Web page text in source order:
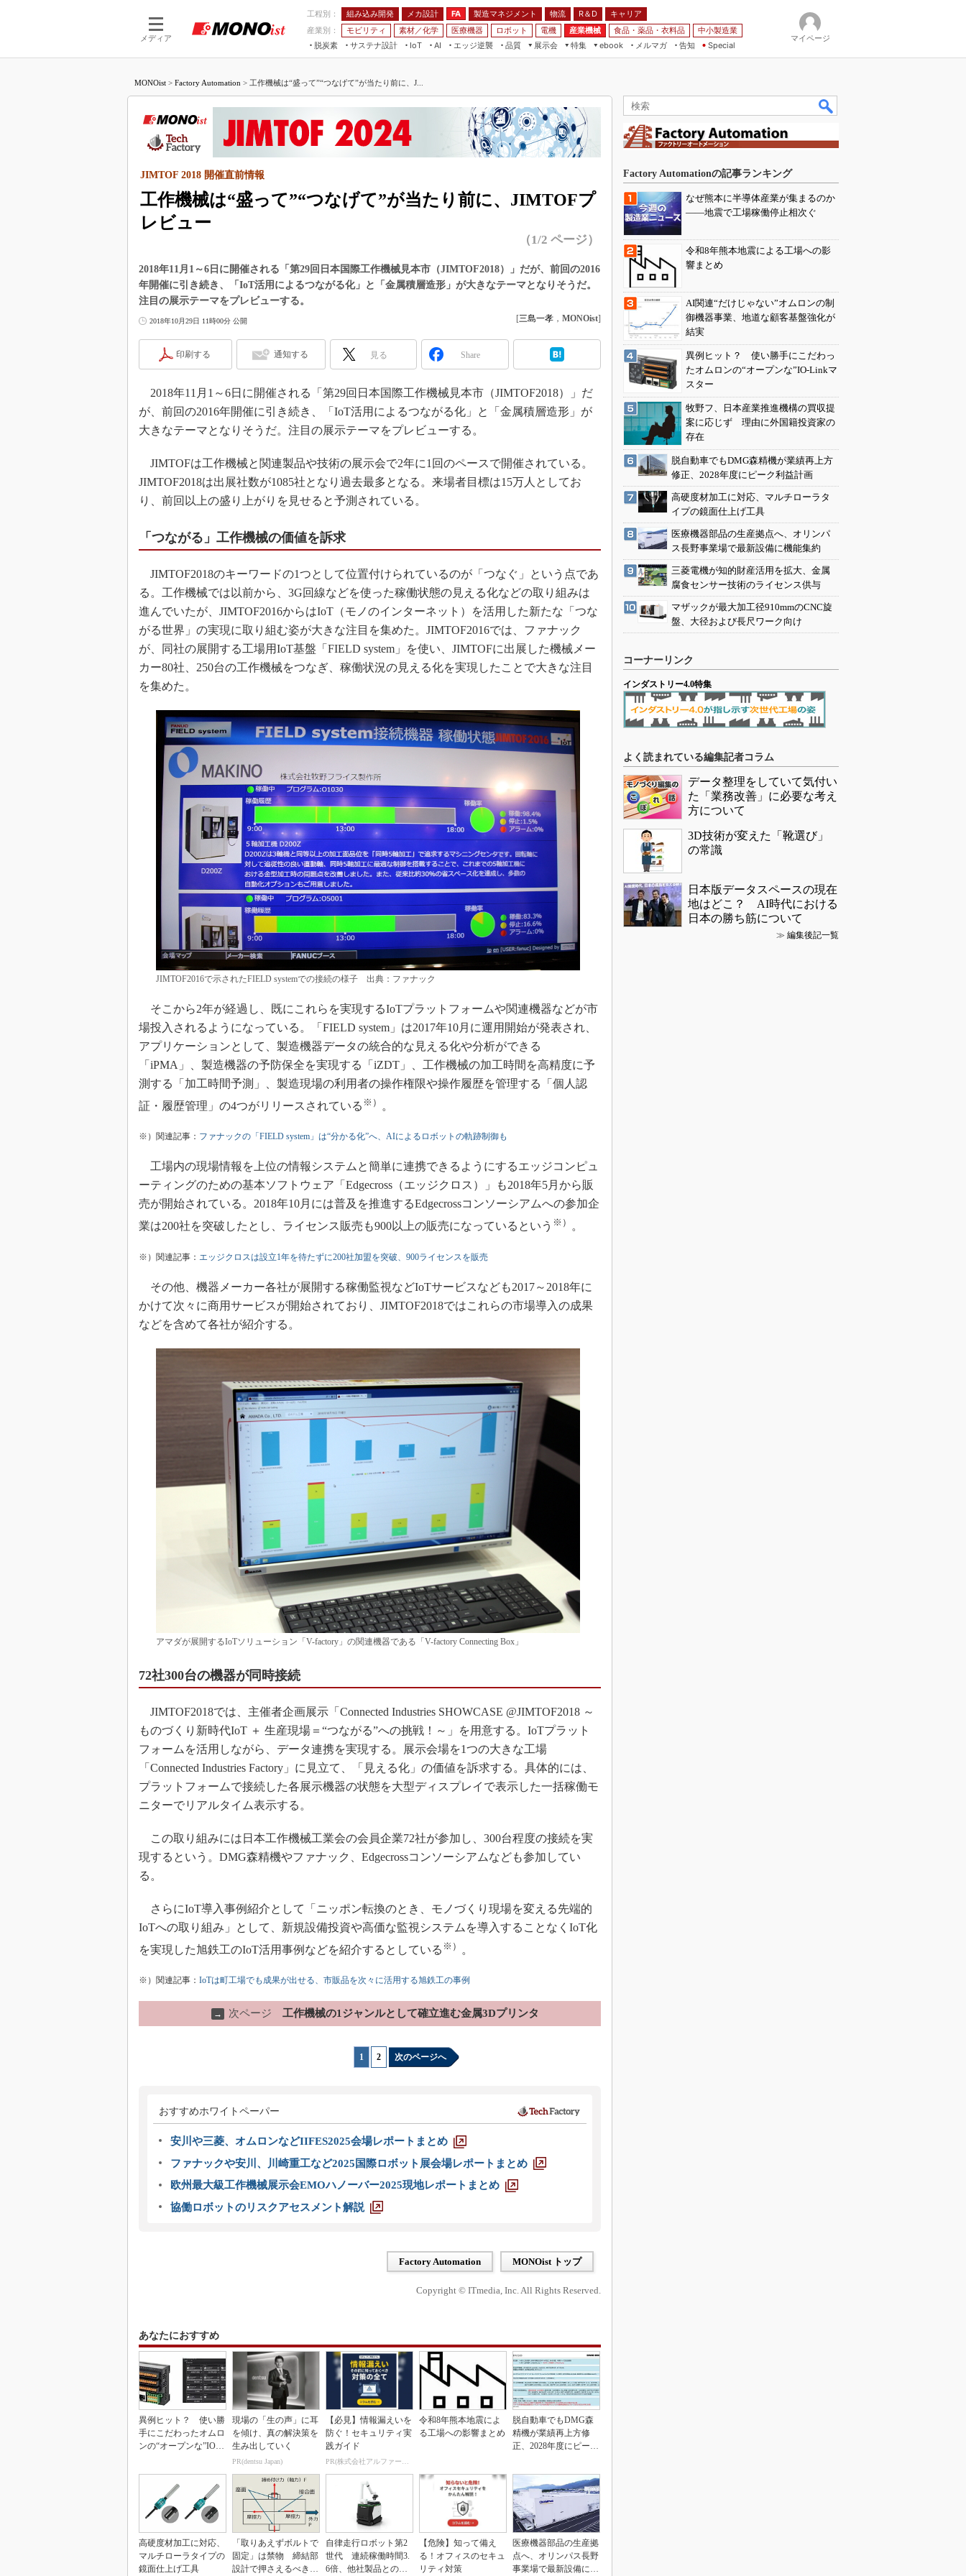
メディア
工程別： 組み込み開発 メカ設計 FA 製造マネジメント 物流 R＆D
キャリア
産業別：
モビリティ 素材／化学 医療機器 ロボット 電機 産業機械 食品・薬品・衣料品
中小製造業
脱炭素
サステナ設計
IoT
つながる工場
つながるサービス
AI
AI×設備保全
Physical AI
エッジ逆襲 品質
展示会
JIMTOF
組込み/エッジ コンピューティング
展＆IoT/5Gソリューション展
IIFES
国際ロボット展
TECHNO-FRONTIER
EdgeTech+
日本ものづくりワールド
特集
5G
フィールドサービス
組み込み画像技術
ISO26262
デジタルツインとCAE
S＆OP
インダストリー4.0
イノベーション
製造業ビッグデータ
メイドインジャパン
植物工場
グローバル設計・開発
制御セキュリティ
新型コロナへの対応
ebook
製造マネジメント
モビリティ
メルマガ
告知 Special
マイページ
MONOist > Factory Automation > 工作機械は“盛って”“つなげて”が当たり前に、J...
工作機械は“盛って”“つなげて”が当たり前に、JIMTOFプ
レビュー
JIMTOF 2018 開催直前情報
（1/2 ページ）
2018年11月1～6日に開催される「第29回日本国際工作機械見本市（JIMTOF2018）」だが、前回の2016
年開催に引き続き、「IoT活用によるつながる化」と「金属積層造形」が大きなテーマとなりそうだ。
注目の展示テーマをプレビューする。
2018年10月29日 11時00分 公開 [三島一孝 ， MONOist]
印刷する 通知する 見る Share
2018年11月1～6日に開催される「第29回日本国際工作機械見本市（JIMTOF2018）」だ
が、前回の2016年開催に引き続き、「IoT活用によるつながる化」と「金属積層造形」が
大きなテーマとなりそうだ。注目の展示テーマをプレビューする。
JIMTOFは工作機械と関連製品や技術の展示会で2年に1回のペースで開催されている。
JIMTOF2018は出展社数が1085社となり過去最多となる。来場者目標は15万人としてお
り、前回以上の盛り上がりを見せると予測されている。
「つながる」工作機械の価値を訴求
JIMTOF2018のキーワードの1つとして位置付けられているのが「つなぐ」という点であ
る。工作機械では以前から、3G回線などを使った稼働状態の見える化などの取り組みは
進んでいたが、JIMTOF2016からはIoT（モノのインターネット）を活用した新たな「つな
がる世界」の実現に取り組む姿が大きな注目を集めた。JIMTOF2016では、ファナック
が、同社の展開する工場用IoT基盤「FIELD system」を使い、JIMTOFに出展した機械メー
カー80社、250台の工作機械をつなぎ、稼働状況の見える化を実現したことで大きな注目
を集めた。
JIMTOF2016で示されたFIELD systemでの接続の様子 出典：ファナック
そこから2年が経過し、既にこれらを実現するIoTプラットフォームや関連機器などが市
場投入されるようになっている。「FIELD system」は2017年10月に運用開始が発表され、
アプリケーションとして、製造機器データの統合的な見える化や分析ができる
「iPMA」、製造機器の予防保全を実現する「iZDT」、工作機械の加工時間を高精度に予
測する「加工時間予測」、製造現場の利用者の操作権限や操作履歴を管理する「個人認
証・履歴管理」の4つがリリースされている ※） 。
※）関連記事： ファナックの「FIELD system」は“分かる化”へ、AIによるロボットの軌跡制御も
工場内の現場情報を上位の情報システムと簡単に連携できるようにするエッジコンピュ
ーティングのための基本ソフトウェア「Edgecross（エッジクロス）」も2018年5月から販
売が開始されている。2018年10月には普及を推進するEdgecrossコンソーシアムへの参加企
業は200社を突破したとし、ライセンス販売も900以上の販売になっているという ※） 。
※）関連記事： エッジクロスは設立1年を待たずに200社加盟を突破、900ライセンスを販売
その他、機器メーカー各社が展開する稼働監視などIoTサービスなども2017～2018年に
かけて次々に商用サービスが開始されており、JIMTOF2018ではこれらの市場導入の成果
などを含めて各社が紹介する。
アマダが展開するIoTソリューション「V-factory」の関連機器である「V-factory Connecting Box」
72社300台の機器が同時接続
JIMTOF2018では、主催者企画展示「Connected Industries SHOWCASE @JIMTOF2018 ～
ものづくり新時代IoT ＋ 生産現場＝“つながる”への挑戦！～」を用意する。IoTプラット
フォームを活用しながら、データ連携を実現する。展示会場を1つの大きな工場
「Connected Industries Factory」に見立て、「見える化」の価値を訴求する。具体的には、
プラットフォームで接続した各展示機器の状態を大型ディスプレイで表示した一括稼働モ
ニターでリアルタイム表示する。
この取り組みには日本工作機械工業会の会員企業72社が参加し、300台程度の接続を実
現するという。DMG森精機やファナック、Edgecrossコンソーシアムなども参加してい
る。
さらにIoT導入事例紹介として「ニッポン転換のとき、モノづくり現場を変える先端的
IoTへの取り組み」として、新規設備投資や高価な監視システムを導入することなくIoT化
を実現した旭鉄工のIoT活用事例などを紹介するとしている ※） 。
※）関連記事： IoTは町工場でも成果が出せる、市販品を次々に活用する旭鉄工の事例
→ 次ページ 工作機械の1ジャンルとして確立進む金属3Dプリンタ
1 2 次のページへ
おすすめホワイトペーパー
安川や三菱、オムロンなどIIFES2025会場レポートまとめ
ファナックや安川、川崎重工など2025国際ロボット展会場レポートまとめ
欧州最大級工作機械展示会EMOハノーバー2025現地レポートまとめ
協働ロボットのリスクアセスメント解説
Factory Automation MONOist トップ
Copyright © ITmedia, Inc. All Rights Reserved.
あなたにおすすめ
異例ヒット？ 使い勝
手にこだわったオムロ
ンの“オープンな”IO-L
現場の「生の声」に耳
を傾け、真の解決策を
生み出していく
PR(dentsu Japan)
【必見】情報漏えいを
防ぐ！セキュリティ実
践ガイド
PR(株式会社アルファーテクノ)
令和8年熊本地震によ
る工場への影響まとめ
脱自動車でもDMG森
精機が業績再上方修
正、2028年度にピーク
高硬度材加工に対応、
マルチローラタイプの
鏡面仕上げ工具
「取りあえずボルトで
固定」は禁物 締結部
設計で押さえるべき基
自律走行ロボット第2
世代 連続稼働時間3.
6倍、他社製品との連
【危険】知って備え
る！オフィスのセキュ
リティ対策
医療機器部品の生産拠
点へ、オリンパス長野
事業場で最新設備に機
Factory Automationの記事ランキング
なぜ熊本に半導体産業が集まるのか
――地震で工場稼働停止相次ぐ
令和8年熊本地震による工場への影
響まとめ
AI関連“だけじゃない”オムロンの制
御機器事業、地道な顧客基盤強化が
結実
異例ヒット？ 使い勝手にこだわっ
たオムロンの“オープンな”IO-Linkマ
スター
牧野フ、日本産業推進機構の買収提
案に応じず 理由に外国籍投資家の
存在
脱自動車でもDMG森精機が業績再上方
修正、2028年度にピーク利益計画
高硬度材加工に対応、マルチローラタ
イプの鏡面仕上げ工具
医療機器部品の生産拠点へ、オリンパ
ス長野事業場で最新設備に機能集約
三菱電機が知的財産活用を拡大、金属
腐食センサー技術のライセンス供与
マザックが最大加工径910mmのCNC旋
盤、大径および長尺ワーク向け
コーナーリンク
インダストリー4.0特集
よく読まれている編集記者コラム
データ整理をしていて気付い
た「業務改善」に必要な考え
方について
3D技術が変えた「靴選び」
の常識
日本版データスペースの現在
地はどこ？ AI時代における
日本の勝ち筋について
≫ 編集後記一覧